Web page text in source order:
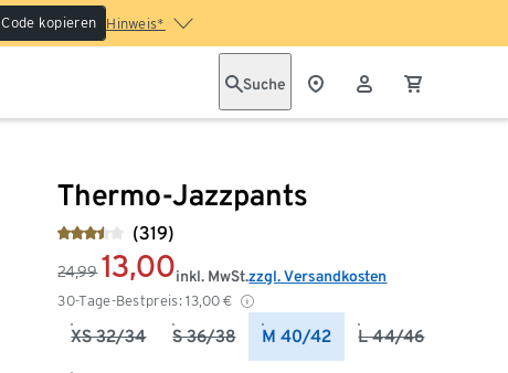
Code kopieren Hinweis*
Suche
Thermo-Jazzpants
(319)
24,99 13,00
30-Tage-Bestpreis: 13,00 €
inkl. MwSt.zzgl. Versandkosten
XS 32/34 S 36/38 M 40/42 L 44/46